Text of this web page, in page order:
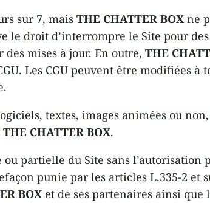
sur 7, maisTHE CHATTER BOX ne
le droit d’interrompre le Site pour
des mises à jour. En outre,THE
Les CGU peuvent être modifiées
textes, images animées ou
THE CHATTER BOX.
partielle du Site sans l’autorisation
punie par les articles L.335-2 et
BOX et de ses partenaires ainsi que